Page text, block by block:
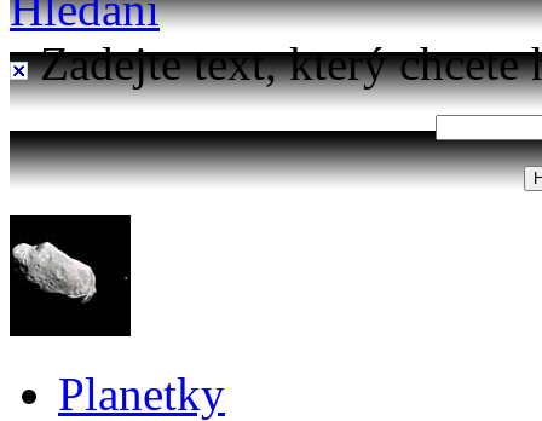
Zadejte text, který chcete
Planetky